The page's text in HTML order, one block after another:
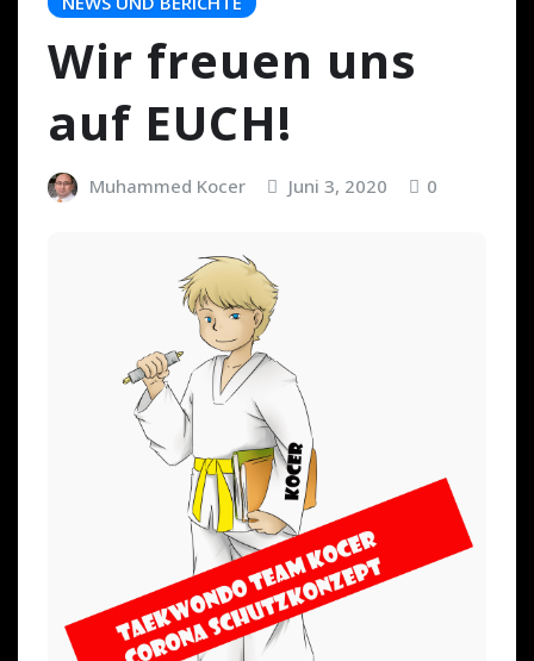
Wir freuen uns
auf EUCH!
Muhammed Kocer Juni 3, 2020 0